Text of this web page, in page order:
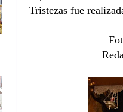
Tristezas fue